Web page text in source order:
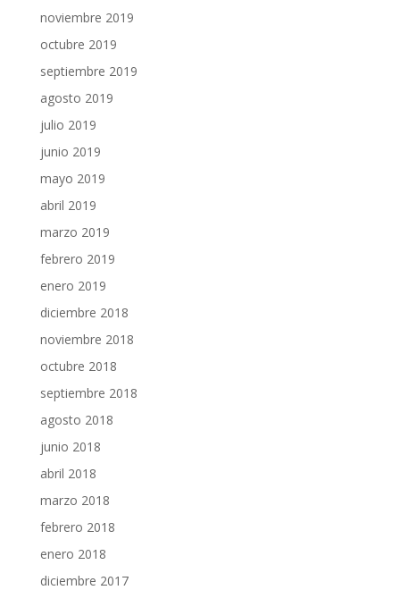
noviembre 2019
octubre 2019
septiembre 2019
agosto 2019
julio 2019
junio 2019
mayo 2019
abril 2019
marzo 2019
febrero 2019
enero 2019
diciembre 2018
noviembre 2018
octubre 2018
septiembre 2018
agosto 2018
junio 2018
abril 2018
marzo 2018
febrero 2018
enero 2018
diciembre 2017